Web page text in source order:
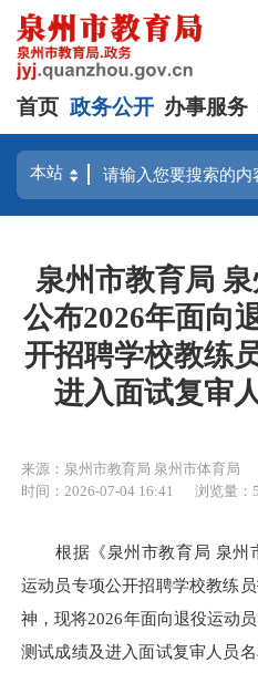
首页 政务公开 办事服务
泉州市教育局
公布2026年面向
开招聘学校教练
进入面试复审
来源：泉州市教育局 泉州市体育局
时间：2026-07-04 16:41
浏览量：
根据《泉州市教育局 泉州
运动员专项公开招聘学校教练
神，现将2026年面向退役运动
测试成绩及进入面试复审人员